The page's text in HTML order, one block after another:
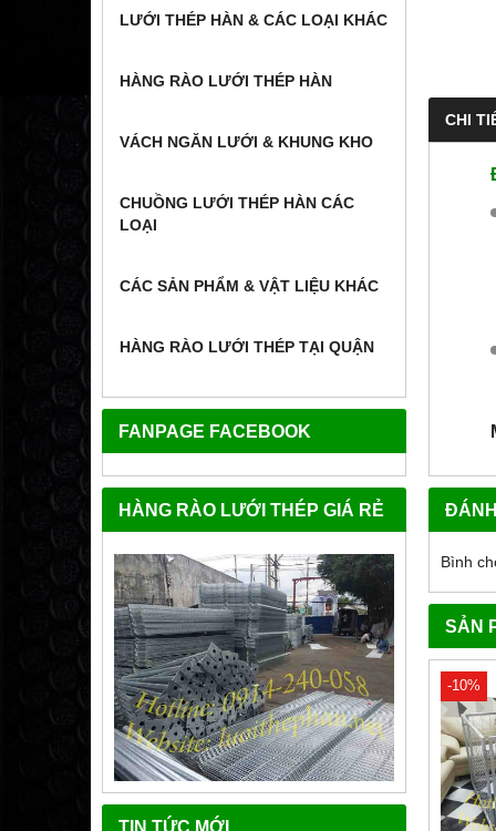
LƯỚI THÉP HÀN & CÁC LOẠI KHÁC
HÀNG RÀO LƯỚI THÉP HÀN
VÁCH NGĂN LƯỚI & KHUNG KHO
CHUỒNG LƯỚI THÉP HÀN CÁC
LOẠI
CÁC SẢN PHẨM & VẬT LIỆU KHÁC
HÀNG RÀO LƯỚI THÉP TẠI QUẬN
FANPAGE FACEBOOK
HÀNG RÀO LƯỚI THÉP GIÁ RẺ
TIN TỨC MỚI
CHI
Bình
SẢN
-10%